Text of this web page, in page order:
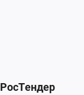
РосТендер